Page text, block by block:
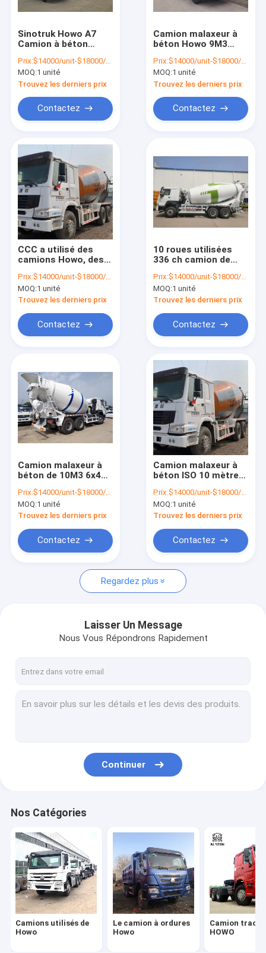
Produits
A propos de nous
Visite d'usine
nouvelles
Tous les cas
Camions utilisés de Howo
Camion tracteur HOWO
Camion de mélangeur concret de Howo
Nouveau camion China
Semi-remorque à lit plat utilisée
Semi-remorque à lit bas
Remorques à benne arrière
Remorque de ciment en vrac
Sinotruk Howo A7
Camion à béton
Prix:$14000/unit-$18000/unit
MOQ:1 unité
Trouvez les derniers prix
Contactez
Camion malaxeur à
béton Howo 9M3
Prix:$14000/unit-$18000/unit
MOQ:1 unité
Trouvez les derniers prix
Contactez
CCC a utilisé des
camions Howo, des
10M3 de seconde
main
Prix:$14000/unit-$18000/unit
MOQ:1 unité
Trouvez les derniers prix
Contactez
10 roues utilisées
336 ch camion de
mélanger
Prix:$14000/unit-$18000/unit
MOQ:1 unité
Trouvez les derniers prix
Contactez
Camion malaxeur à
béton de 10M3 6x4
Prix:$14000/unit-$18000/unit
MOQ:1 unité
Trouvez les derniers prix
Contactez
Camion malaxeur à
béton ISO 10 mètres
Prix:$14000/unit-$18000/unit
MOQ:1 unité
Trouvez les derniers prix
Contactez
Regardez plus
Laisser Un Message
Nous Vous Répondrons Rapidement
Continuer
Nos Catégories
Camions utilisés de
Howo
Le camion à ordures
Howo
Camion
HOWO